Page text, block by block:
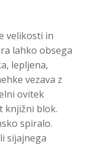
velikosti in
lahko obsega
lepljena,
vezava z
ovitek
knjižni blok.
spiralo.
sijajnega